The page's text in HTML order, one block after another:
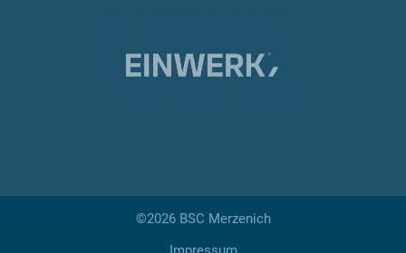
©2026 BSC Merzenich